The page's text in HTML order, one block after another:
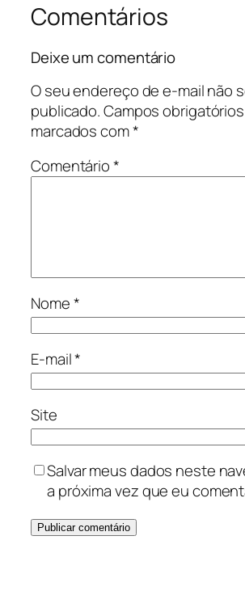
Comentários
Deixe um comentário
O seu endereço de e-mail não
publicado.Campos
marcados com*
Comentário*
Nome*
E-mail*
Site
Salvar meus dados neste
a próxima vez que eu